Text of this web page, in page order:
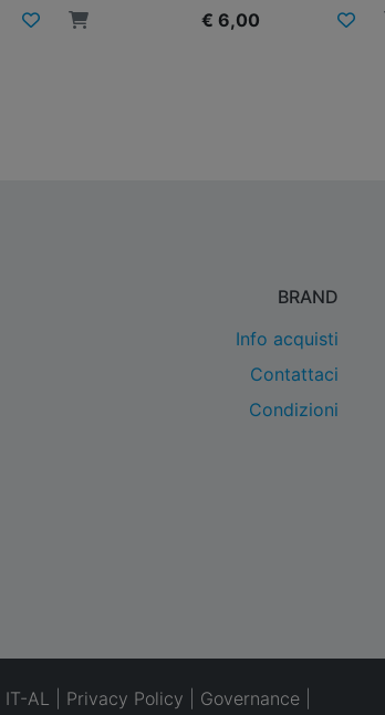
€ 6,00
BRAND
Info acquisti
Contattaci
Condizioni
IT-AL Privacy Policy Governance